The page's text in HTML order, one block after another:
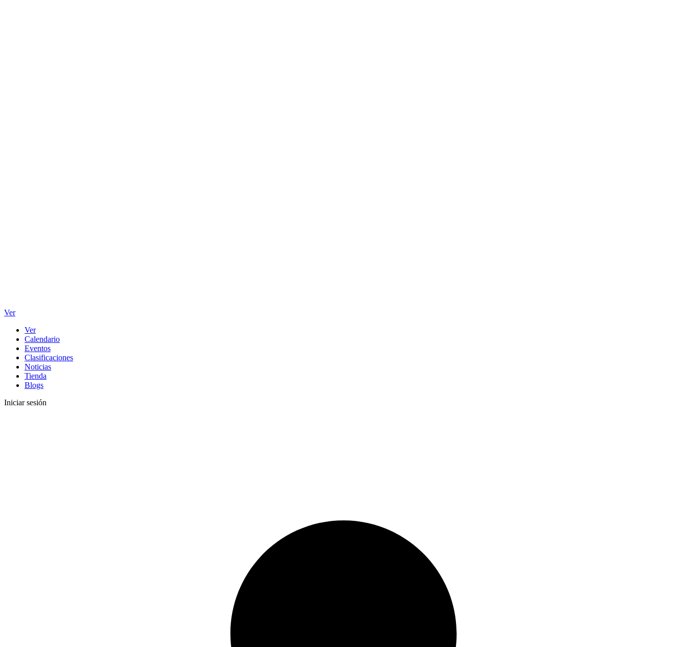
Ver
Ver
Calendario
Eventos
Clasificaciones
Noticias
Tienda
Blogs
Iniciar sesión